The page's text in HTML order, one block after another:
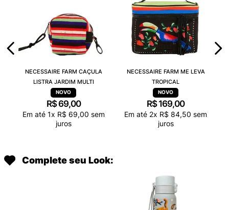
NECESSAIRE FARM CAÇULA
LISTRA JARDIM MULTI
R$ 69,00
Em até 1x R$ 69,00 sem
juros
NECESSAIRE FARM ME LEVA
TROPICAL
R$ 169,00
Em até 2x R$ 84,50 sem
juros
Complete seu Look: